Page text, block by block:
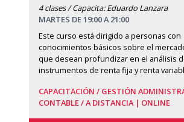
4 clases / Capacita: Eduardo Lanzara
MARTES DE 19:00 A 21:00
Este curso está dirigido a personas con
conocimientos básicos sobre el
que desean profundizar en el análisis
instrumentos de renta fija y renta
CAPACITACIÓN / GESTIÓN
CONTABLE /A DISTANCIA | ONLINE